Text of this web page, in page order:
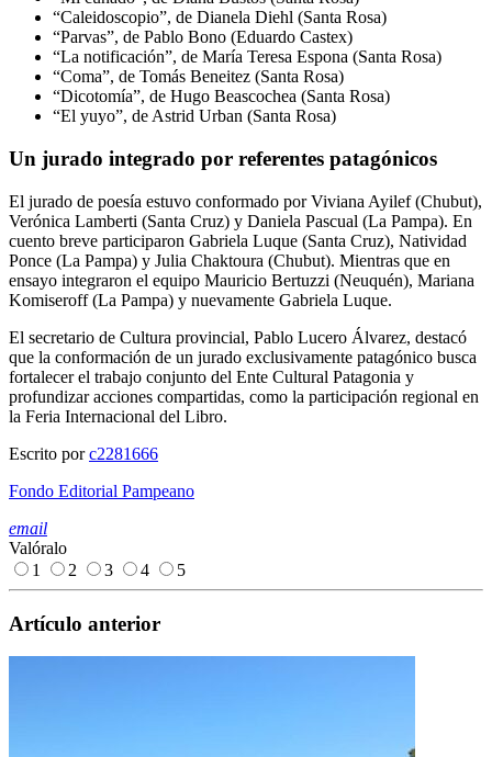
“Caleidoscopio”, de Dianela Diehl (Santa Rosa)
“Parvas”, de Pablo Bono (Eduardo Castex)
“La notificación”, de María Teresa Espona (Santa Rosa)
“Coma”, de Tomás Beneitez (Santa Rosa)
“Dicotomía”, de Hugo Beascochea (Santa Rosa)
“El yuyo”, de Astrid Urban (Santa Rosa)
Un jurado integrado por referentes patagónicos
El jurado de poesía estuvo conformado por Viviana Ayilef (Chubut),
Verónica Lamberti (Santa Cruz) y Daniela Pascual (La Pampa). En
cuento breve participaron Gabriela Luque (Santa Cruz), Natividad
Ponce (La Pampa) y Julia Chaktoura (Chubut). Mientras que en
ensayo integraron el equipo Mauricio Bertuzzi (Neuquén), Mariana
Komiseroff (La Pampa) y nuevamente Gabriela Luque.
El secretario de Cultura provincial, Pablo Lucero Álvarez, destacó
que la conformación de un jurado exclusivamente patagónico busca
fortalecer el trabajo conjunto del Ente Cultural Patagonia y
profundizar acciones compartidas, como la participación regional en
la Feria Internacional del Libro.
Escrito porc2281666
Fondo Editorial Pampeano
email
Valóralo
1
2 3 4 5
Artículo anterior